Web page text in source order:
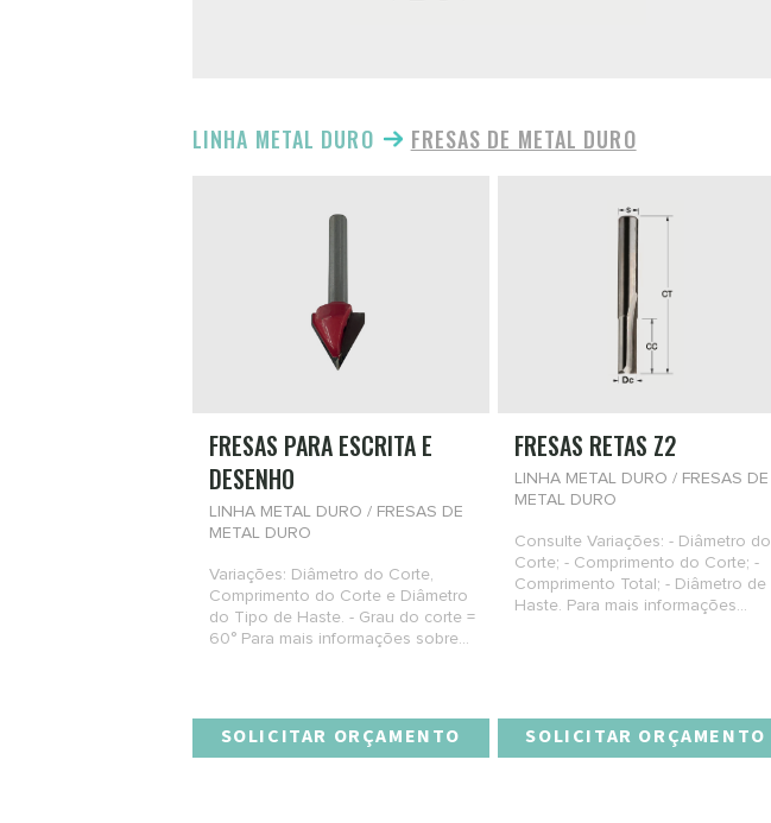
LINHA METAL DURO FRESAS DE METAL DURO
FRESAS PARA ESCRITA E
DESENHO
LINHA METAL DURO / FRESAS DE
METAL DURO
Variações: Diâmetro do Corte,
Comprimento do Corte e Diâmetro
do Tipo de Haste. - Grau do corte =
60° Para mais informações sobre...
SOLICITAR ORÇAMENTO
FRESAS RETAS Z2
LINHA METAL DURO / FRESAS DE
METAL DURO
Consulte Variações: - Diâmetro do
Corte; - Comprimento do Corte; -
Comprimento Total; - Diâmetro de
Haste. Para mais informações...
SOLICITAR ORÇAMENTO